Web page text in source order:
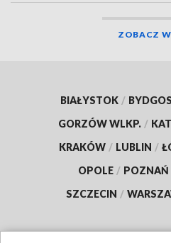
ZOBACZ
BIAŁYSTOK /
GORZÓW WLKP. /
KRAKÓW / LUBLIN /
OPOLE / POZNAŃ
SZCZECIN /